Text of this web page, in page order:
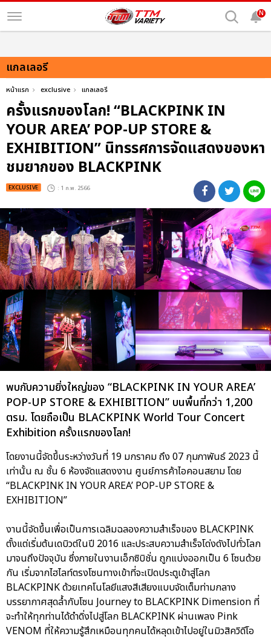
N
แกลเลอรี
หน้าแรก exclusive แกลเลอรี
ครั้งแรกของโลก! “BLACKPINK IN
YOUR AREA’ POP-UP STORE &
EXHIBITION” นิทรรศการจัดแสดงของหา
ชมยากของ BLACKPINK
EXCLUSIVE : 1 ก.พ. 2566
พบกับความยิ่งใหญ่ของ “BLACKPINK IN YOUR AREA’
POP-UP STORE & EXHIBITION” บนพื้นที่กว่า 1,200
ตรม. โดยถือเป็น BLACKPINK World Tour Concert
Exhibition ครั้งแรกของโลก!
โดยงานนี้จัดขึ้นระหว่างวันที่ 19 มกราคม ถึง 07 กุมภาพันธ์ 2023 นี้
เท่านั้น ณ ชั้น 6 ห้องจัดแสดงงาน ศูนย์การค้าไอคอนสยาม โดย
“BLACKPINK IN YOUR AREA’ POP-UP STORE &
EXHIBITION”
งานนี้จัดขึ้นเพื่อเป็นการเฉลิมฉลองความสำเร็จของ BLACKPINK
ตั้งแต่เริ่มต้นเดบิวต์ในปี 2016 และประสบความสำเร็จโด่งดังไปทั่วโลก
มาจนถึงปัจจุบัน ซึ่งภายในงานเอ็กซิบิชั่น ถูกแบ่งออกเป็น 6 โซนด้วย
กัน เริ่มจากไฮไลท์ตรงโซนทางเข้าที่จะเปิดประตูเข้าสู่โลก
BLACKPINK ด้วยเทคโนโลยีแสงสีเสียงแบบจัดเต็มท่ามกลาง
บรรยากาศสุดล้ำกับโซน Journey to BLACKPINK Dimension ที่
จะทำให้ทุกท่านได้ดำดิ่งไปสู่โลก BLACKPINK ผ่านเพลง Pink
VENOM ที่ให้ความรู้สึกเหมือนทุกคนได้หลุดเข้าไปอยู่ในมิวสิควิดีโอ